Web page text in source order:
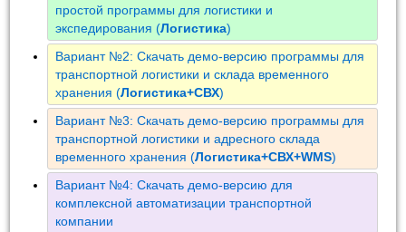
простой программы для логистики и
экспедирования (Логистика)
Вариант №2: Скачать демо-версию программы для
транспортной логистики и склада временного
хранения (Логистика+СВХ)
Вариант №3: Скачать демо-версию программы для
транспортной логистики и адресного склада
временного хранения (Логистика+СВХ+WMS)
Вариант №4: Скачать демо-версию для
комплексной автоматизации транспортной
компании